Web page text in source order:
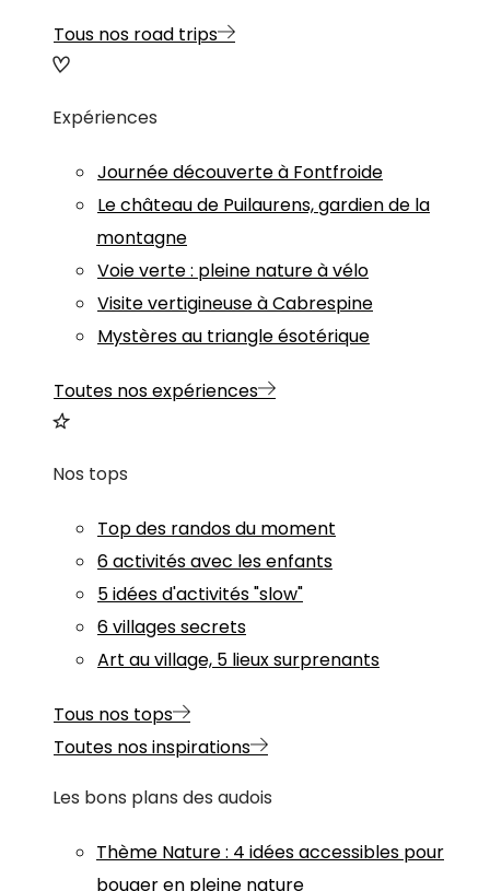
Tous nos road trips
Expériences
Journée découverte à Fontfroide
Le château de Puilaurens, gardien de la
montagne
Voie verte : pleine nature à vélo
Visite vertigineuse à Cabrespine
Mystères au triangle ésotérique
Toutes nos expériences
Nos tops
Top des randos du moment
6 activités avec les enfants
5 idées d'activités "slow"
6 villages secrets
Art au village, 5 lieux surprenants
Tous nos tops
Toutes nos inspirations
Les bons plans des audois
Thème Nature: 4 idées accessibles pour
bouger en pleine nature